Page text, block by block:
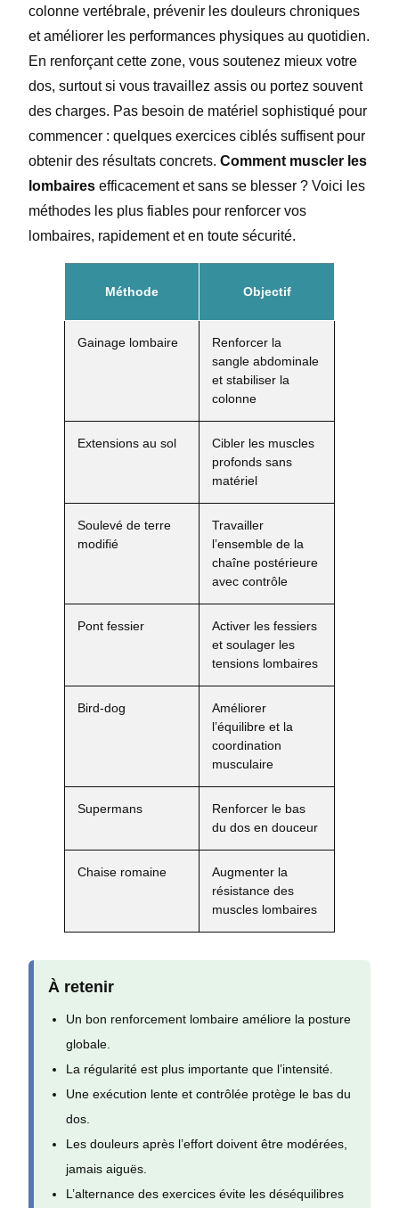
colonne vertébrale, prévenir les douleurs chroniques
et améliorer les performances physiques au quotidien.
En renforçant cette zone, vous soutenez mieux votre
dos, surtout si vous travaillez assis ou portez souvent
des charges. Pas besoin de matériel sophistiqué pour
commencer : quelques exercices ciblés suffisent pour
obtenir des résultats concrets. Comment muscler les
lombaires efficacement et sans se blesser ? Voici les
méthodes les plus fiables pour renforcer vos
lombaires, rapidement et en toute sécurité.
Méthode Objectif
Gainage lombaire
Renforcer la
sangle abdominale
et stabiliser la
colonne
Extensions au sol
Cibler les muscles
profonds sans
matériel
Soulevé de terre
modifié
Travailler
l’ensemble de la
chaîne postérieure
avec contrôle
Pont fessier
Activer les fessiers
et soulager les
tensions lombaires
Bird-dog
Améliorer
l’équilibre et la
coordination
musculaire
Supermans
Renforcer le bas
du dos en douceur
Chaise romaine
Augmenter la
résistance des
muscles lombaires
À retenir
Un bon renforcement lombaire améliore la posture
globale.
La régularité est plus importante que l’intensité.
Une exécution lente et contrôlée protège le bas du
dos.
Les douleurs après l’effort doivent être modérées,
jamais aiguës.
L’alternance des exercices évite les déséquilibres